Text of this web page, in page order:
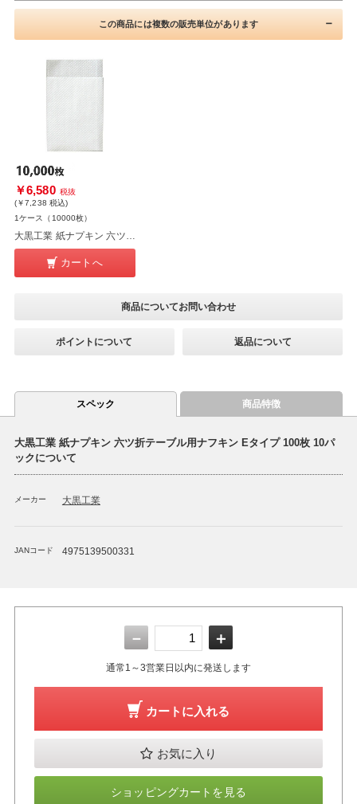
この商品には複数の販売単位があります
￥6,580 税抜
(￥7,238 税込)
1ケース（10000枚）
カートへ
商品についてお問い合わせ
ポイントについて 返品について
スペック 商品特徴
大黒工業 紙ナプキン 六ツ折テーブル用ナフキン Eタイプ 100枚 10パ
ックについて
メーカー 大黒工業
JANコード 4975139500331
－ ＋
通常1～3営業日以内に発送します
カートに入れる
お気に入り
ショッピングカートを見る